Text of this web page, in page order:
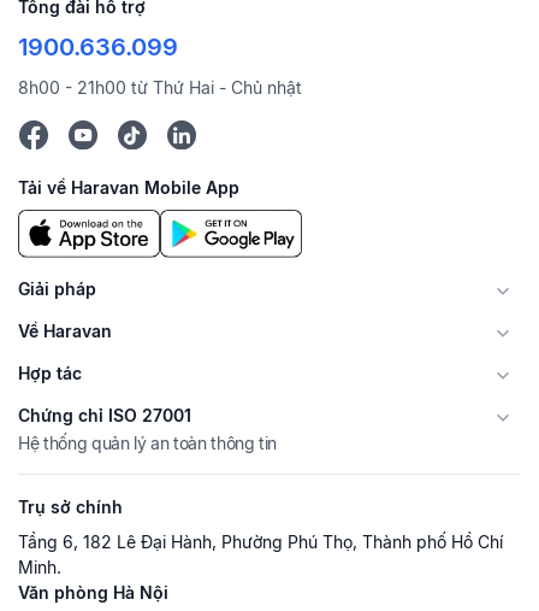
Tổng đài hỗ trợ
1900.636.099
8h00 - 21h00 từ Thứ Hai - Chủ nhật
Tải về Haravan Mobile App
Giải pháp
Về Haravan
Hợp tác
Chứng chỉ ISO 27001
Hệ thống quản lý an toàn thông tin
Trụ sở chính
Tầng 6, 182 Lê Đại Hành, Phường Phú Thọ, Thành phố Hồ Chí
Minh.
Văn phòng Hà Nội